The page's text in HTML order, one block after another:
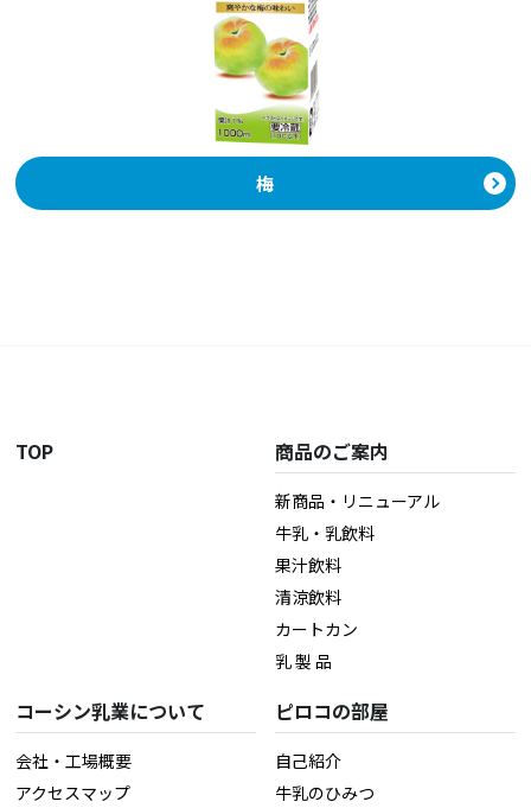
梅
TOP 商品のご案内
新商品・リニューアル
牛乳・乳飲料
果汁飲料
清涼飲料
カートカン
乳 製 品
コーシン乳業について
会社・工場概要
アクセスマップ
ピロコの部屋
自己紹介
牛乳のひみつ